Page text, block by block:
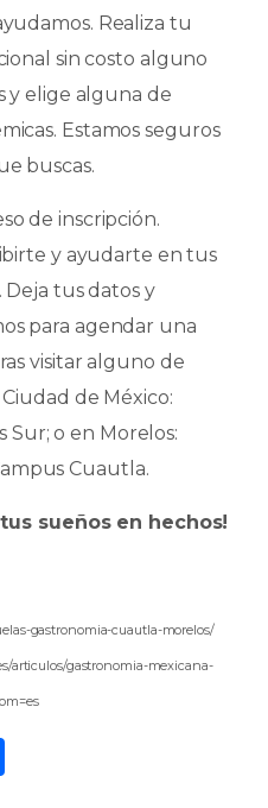
Realiza tu
sin costo alguno
y elige alguna de
Estamos seguros
buscas.
de inscripción.
y ayudarte en tus
Deja tus datos y
para agendar una
visitar alguno de
de México:
Sur; o en Morelos:
Cuautla.
sueños en hechos!
gastronomia-cuautla-morelos/
articulos/gastronomia-mexicana-